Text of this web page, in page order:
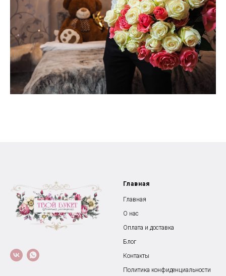
Главная
Главная
О нас
Оплата и доставка
Блог
Контакты
Политика конфиденциальности